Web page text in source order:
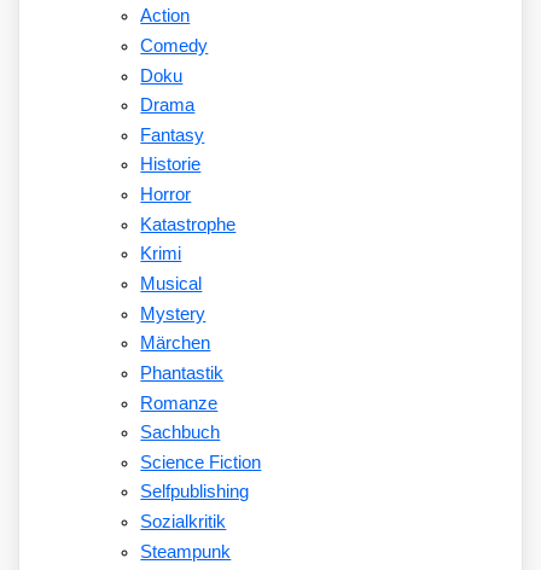
Action
Comedy
Doku
Drama
Fantasy
Historie
Horror
Katastrophe
Krimi
Musical
Mystery
Märchen
Phantastik
Romanze
Sachbuch
Science Fiction
Selfpublishing
Sozialkritik
Steampunk